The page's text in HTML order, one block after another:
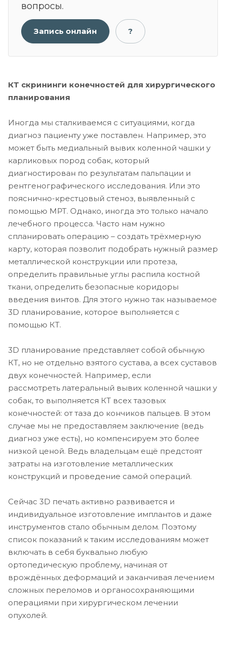
вопросы.
Запись онлайн ?
КТ скрининги конечностей для хирургического
планирования
Иногда мы сталкиваемся с ситуациями, когда
диагноз пациенту уже поставлен. Например, это
может быть медиальный вывих коленной чашки у
карликовых пород собак, который
диагностирован по результатам пальпации и
рентгенографического исследования. Или это
пояснично-крестцовый стеноз, выявленный с
помощью МРТ. Однако, иногда это только начало
лечебного процесса. Часто нам нужно
спланировать операцию – создать трёхмерную
карту, которая позволит подобрать нужный размер
металлической конструкции или протеза,
определить правильные углы распила костной
ткани, определить безопасные коридоры
введения винтов. Для этого нужно так называемое
3D планирование, которое выполняется с
помощью КТ.
3D планирование представляет собой обычную
КТ, но не отдельно взятого сустава, а всех суставов
двух конечностей. Например, если
рассмотреть латеральный вывих коленной чашки у
собак, то выполняется КТ всех тазовых
конечностей: от таза до кончиков пальцев. В этом
случае мы не предоставляем заключение (ведь
диагноз уже есть), но компенсируем это более
низкой ценой. Ведь владельцам ещё предстоят
затраты на изготовление металлических
конструкций и проведение самой операций.
Сейчас 3D печать активно развивается и
индивидуальное изготовление имплантов и даже
инструментов стало обычным делом. Поэтому
список показаний к таким исследованиям может
включать в себя буквально любую
ортопедическую проблему, начиная от
врождённых деформаций и заканчивая лечением
сложных переломов и органосохраняющими
операциями при хирургическом лечении
опухолей.